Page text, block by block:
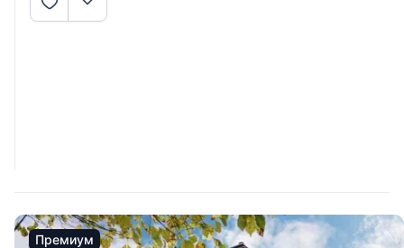
Премиум